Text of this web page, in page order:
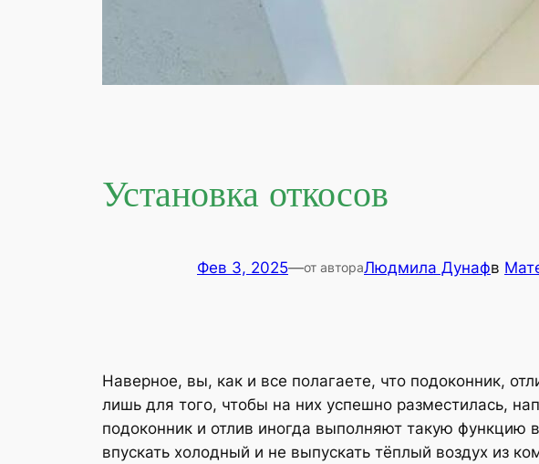
Установка откосов
Фев 3, 2025—от автораЛюдмила Дунафв
Наверное, вы, как и все полагаете, что подоконник,
лишь для того, чтобы на них успешно разместилась,
подоконник и отлив иногда выполняют такую функцию
впускать холодный и не выпускать тёплый воздух из